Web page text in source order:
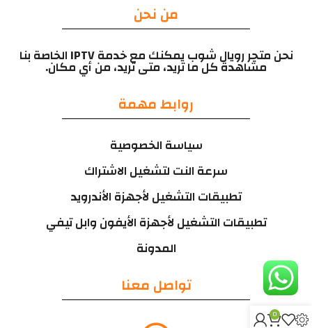
من نحن
نحن متجر رويال شوب يمكنك مع خدمة IPTV الخاصة بنا
مشاهدة كل ما تريد، متى تريد، من أي مكان.
روابط مهمة
سياسة الخصوصية
سرعة النت لتشغيل الاشتراك
تطبيقات التشغيل لأجهزة الأندرويد
تطبيقات التشغيل لأجهزة الأيفون وابل تيفي
المدونة
تواصل معنا
0